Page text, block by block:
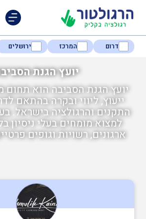
דרום המרכז ירושלים
יועץ הגנת
יועץ הגנת הסביבה הוא תחום
ייעוץ, ליווי ובקרה בהתאם
התקנים והרגולציה בישראל.
למצוא מומחים בעלי ניסיון
ארגונים, רשויות וגופים
נגישות
חקלאות
בריאות